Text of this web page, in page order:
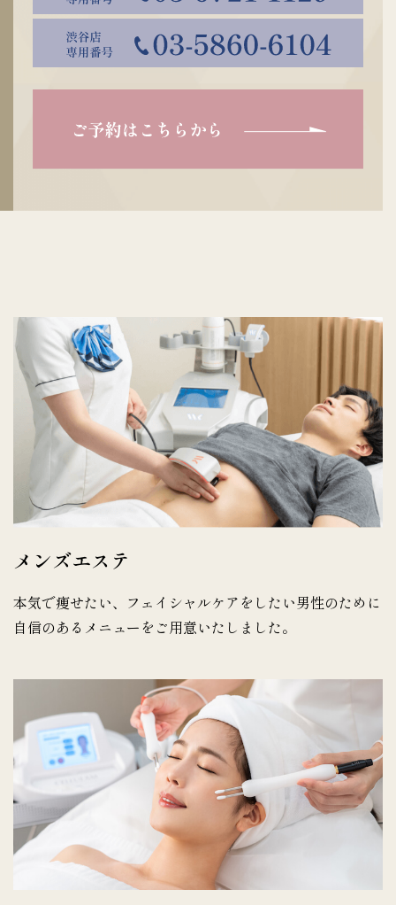
メンズエステ
本気で痩せたい、フェイシャルケアをしたい男性のために
自信のあるメニューをご用意いたしました。